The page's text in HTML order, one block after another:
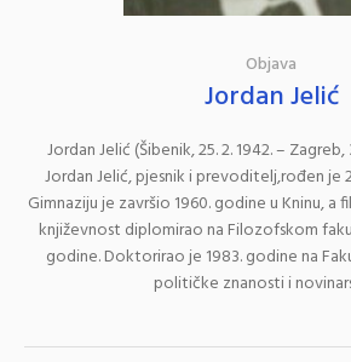
Objava
Jordan Jelić
Jordan Jelić (Šibenik, 25. 2. 1942. – Zagreb,
Jordan Jelić, pjesnik i prevoditelj,rođen je
Gimnaziju je završio 1960. godine u Kninu,
književnost diplomirao na Filozofskom
godine. Doktorirao je 1983. godine na
političke znanosti i